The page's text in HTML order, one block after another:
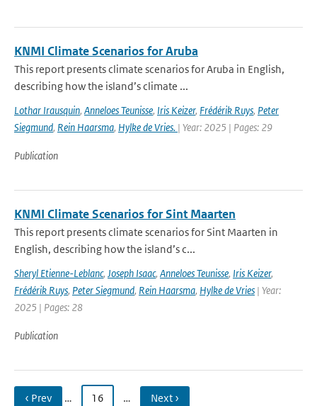
KNMI Climate Scenarios for Aruba
This report presents climate scenarios for Aruba in English,
describing how the island’s climate ...
Lothar Irausquin, Anneloes Teunisse, Iris Keizer, Frédérik Ruys, Peter
Siegmund, Rein Haarsma, Hylke de Vries. | Year: 2025 | Pages: 29
Publication
KNMI Climate Scenarios for Sint Maarten
This report presents climate scenarios for Sint Maarten in
English, describing how the island’s c...
Sheryl Etienne-Leblanc, Joseph Isaac, Anneloes Teunisse, Iris Keizer,
Frédérik Ruys, Peter Siegmund, Rein Haarsma, Hylke de Vries | Year:
2025 | Pages: 28
Publication
‹ Prev … 16 … Next ›